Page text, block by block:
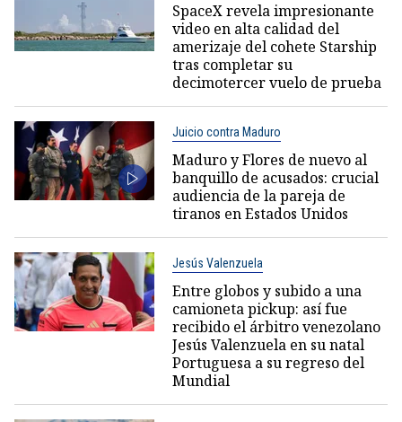
SpaceX revela impresionante
video en alta calidad del
amerizaje del cohete Starship
tras completar su
decimotercer vuelo de prueba
Juicio contra Maduro
Maduro y Flores de nuevo al
banquillo de acusados: crucial
audiencia de la pareja de
tiranos en Estados Unidos
Jesús Valenzuela
Entre globos y subido a una
camioneta pickup: así fue
recibido el árbitro venezolano
Jesús Valenzuela en su natal
Portuguesa a su regreso del
Mundial